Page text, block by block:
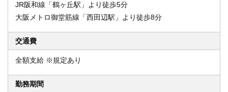
JR阪和線「鶴ヶ丘駅」より徒歩5分
大阪メトロ御堂筋線「西田辺駅」より徒歩8分
交通費
全額支給 ※規定あり
勤務期間